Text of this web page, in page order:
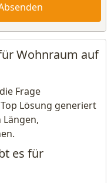
Wohnraum auf
Frage
Lösung generiert
es für